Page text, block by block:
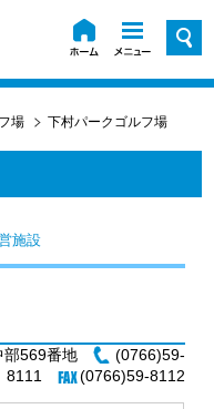
場 下村パークゴルフ場
施設
部569番地
(0766)59-
8111
(0766)59-8112